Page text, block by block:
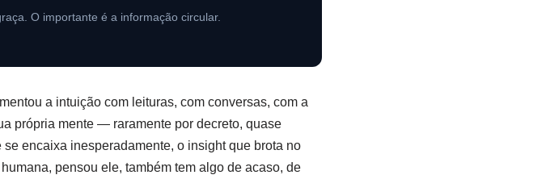
O importante é a informação circular.
a intuição com leituras, com conversas, com a
própria mente — raramente por decreto, quase
encaixa inesperadamente, o insight que brota no
pensou ele, também tem algo de acaso, de